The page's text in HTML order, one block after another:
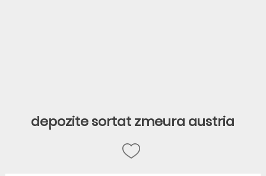
depozite sortat zmeura austria